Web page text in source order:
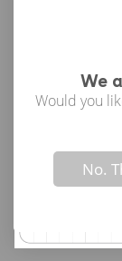
We
Would you
No.
รหัส